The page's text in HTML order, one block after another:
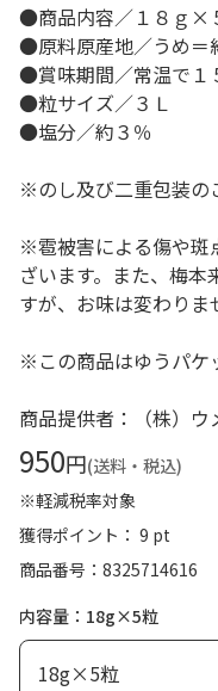
●商品内容／１８ｇ×
●原料原産地／うめ＝
●賞味期間／常温で１
●粒サイズ／３Ｌ
●塩分／約３％
※のし及び二重包装
※雹被害による傷や斑
ざいます。また、梅
すが、お味は変わり
※この商品はゆうパケ
商品提供者：（株）ウ
950円(送料・税込)
※軽減税率対象
獲得ポイント： 9 pt
商品番号
8325714616
内容量：18g×5粒